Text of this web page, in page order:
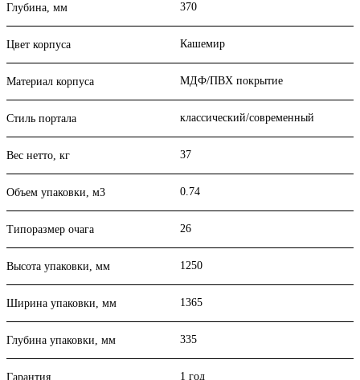
Глубина, мм 370
Цвет корпуса Кашемир
Материал корпуса МДФ/ПВХ покрытие
Стиль портала классический/современный
Вес нетто, кг 37
Объем упаковки, м3 0.74
Типоразмер очага 26
Высота упаковки, мм 1250
Ширина упаковки, мм 1365
Глубина упаковки, мм 335
Гарантия 1 год